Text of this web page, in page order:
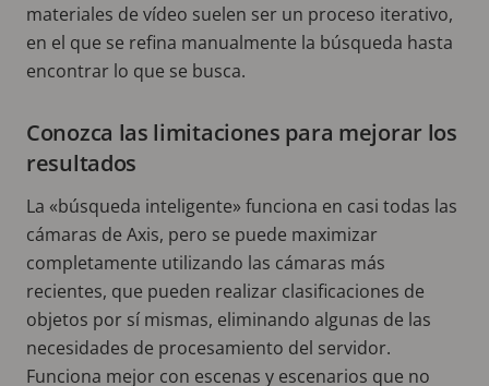
materiales de vídeo suelen ser un proceso iterativo,
en el que se refina manualmente la búsqueda hasta
encontrar lo que se busca.
Conozca las limitaciones para mejorar los
resultados
La «búsqueda inteligente» funciona en casi todas las
cámaras de Axis, pero se puede maximizar
completamente utilizando las cámaras más
recientes, que pueden realizar clasificaciones de
objetos por sí mismas, eliminando algunas de las
necesidades de procesamiento del servidor.
Funciona mejor con escenas y escenarios que no